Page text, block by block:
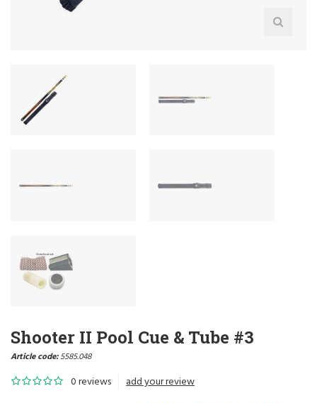
Shooter II Pool Cue & Tube #3
Article code:5585.048
0 reviews add your review